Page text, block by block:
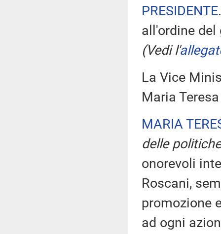
PRESIDENTE
all'ordine
(Vedi l'
La Vice
Maria
MARIA
delle
onorevoli
Roscani,
promozione
ad ogni